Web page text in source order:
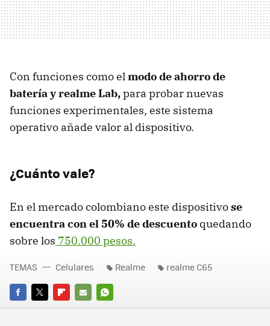
Con funciones como elmodo de ahorro de
batería y realme Lab,para probar nuevas
funciones experimentales, este sistema
operativo añade valor al dispositivo.
¿Cuánto vale?
En el mercado colombiano este dispositivose
encuentra con el 50% de descuento quedando
sobre los 750.000 pesos.
FACEBOOK
TWITTERFLIPBOARD
E-
WHATSAPP
TEMAS Celulares Realme realme C65